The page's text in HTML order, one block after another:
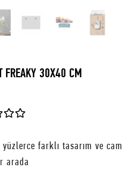
FREAKY 30X40 CM
farklı tasarım ve cam
arada